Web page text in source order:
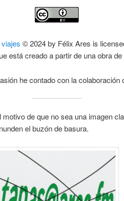
© 2024 by Félix Ares is
está creado a partir de una obra
he contado con la colaboración
motivo de que no sea una imagen
el buzón de basura.